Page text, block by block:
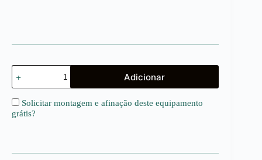
Quantidade
de
WH20
X
HONDA
Adicionar
Solicitar montagem e afinação deste equipamento
grátis?